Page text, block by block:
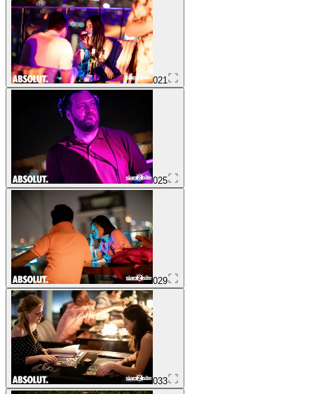
021
025
029
033